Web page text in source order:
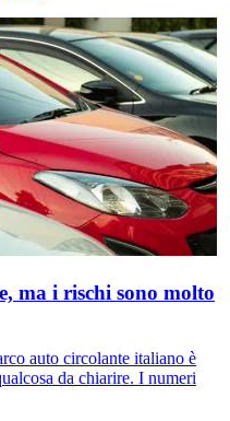
ma i rischi sono molto
auto circolante italiano è
da chiarire. I numeri